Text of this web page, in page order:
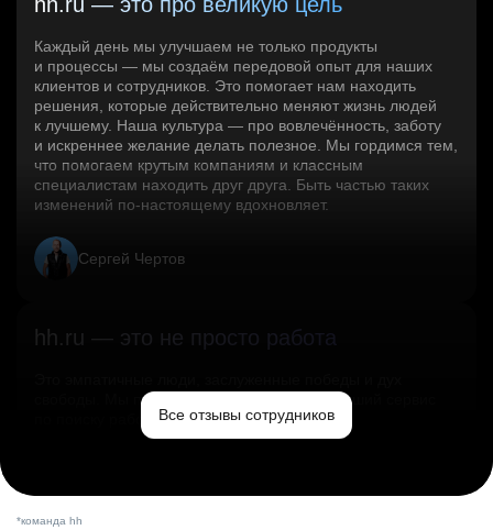
Каждый день мы улучшаем не только продукты
и процессы — мы создаём передовой опыт для наших
клиентов и сотрудников. Это помогает нам находить
решения, которые действительно меняют жизнь людей
к лучшему. Наша культура — про вовлечённость, заботу
и искреннее желание делать полезное. Мы гордимся тем,
что помогаем крутым компаниям и классным
специалистам находить друг друга. Быть частью таких
изменений по‑настоящему вдохновляет.
Сергей Чертов
hh.ru — это не просто работа
свободы. Мы помогаем миру и создаём лучший сервис
по поиску работы в стране.Все отзывы сотрудников
*команда hh